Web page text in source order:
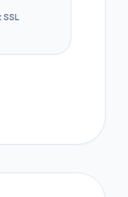
SSL